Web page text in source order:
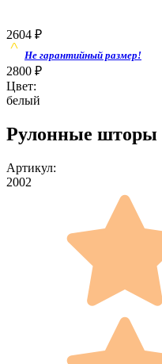
2604 ₽
Не гарантийный размер!
2800 ₽
Цвет:
белый
Рулонные шторы
Артикул:
2002